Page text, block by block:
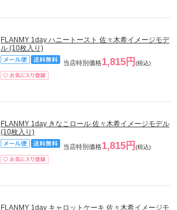
FLANMY 1day ハニートースト 佐々木希イメージモデ
ル (10枚入り)
当店特別価格1,815円 (税込)
FLANMY 1day きなこロール 佐々木希イメージモデル
(10枚入り)
当店特別価格1,815円 (税込)
FLANMY 1day キャロットケーキ 佐々木希イメージモ